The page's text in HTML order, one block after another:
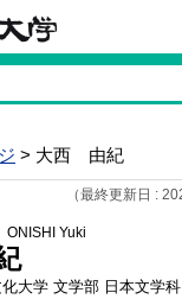
> 大西 由紀
（最終更新日 :
ONISHI Yuki
大学 文学部 日本文学科